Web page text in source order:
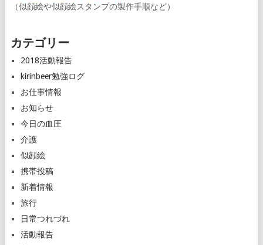
（似顔絵や似顔絵スタンプの製作手順など）
カテゴリー
2018活動報告
kirinbeer勉強ログ
お仕事情報
お知らせ
今日の血圧
介護
似顔絵
携帯投稿
新着情報
旅行
日常つれづれ
活動報告